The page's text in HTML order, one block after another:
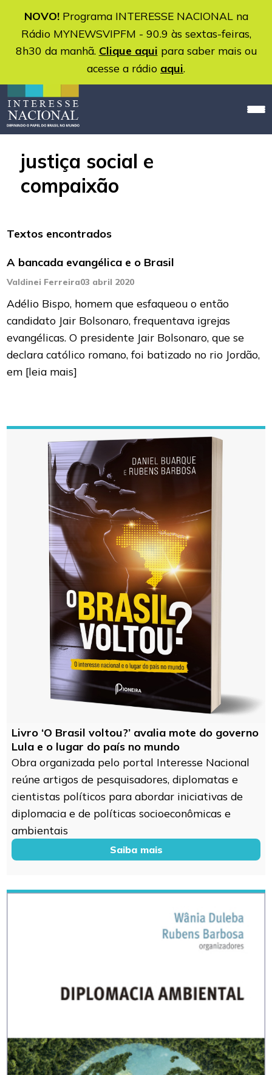
NOVO!Programa INTERESSE NACIONAL na
Rádio MYNEWSVIPFM - 90.9 às sextas-feiras,
8h30 da manhã. Clique aqui para saber mais ou
acesse a rádio aqui.
justiça social e
compaixão
Textos encontrados
A bancada evangélica e o Brasil
Valdinei Ferreira03 abril 2020
Adélio Bispo, homem que esfaqueou o então
candidato Jair Bolsonaro, frequentava igrejas
evangélicas. O presidente Jair Bolsonaro, que se
declara católico romano, foi batizado no rio Jordão,
em [leia mais]
Livro ‘O Brasil voltou?’ avalia mote do governo
Lula e o lugar do país no mundo
Obra organizada pelo portal Interesse Nacional
reúne artigos de pesquisadores, diplomatas e
cientistas políticos para abordar iniciativas de
diplomacia e de políticas socioeconômicas e
ambientais
Saiba mais